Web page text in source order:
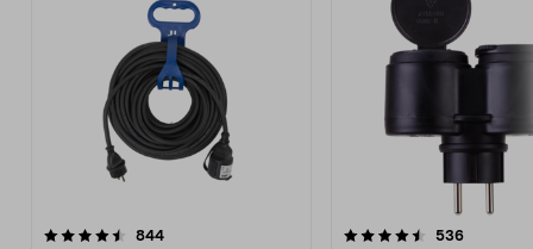
844recensioner
4.5av 5 stjärnor 536
4.0av 5 stjärnor